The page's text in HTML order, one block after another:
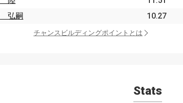
弘嗣 10.27
チャンスビルディングポイントとは
Stats